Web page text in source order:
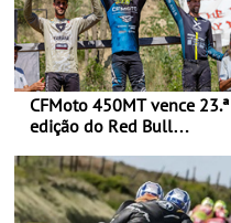
CFMoto 450MT vence 23.ª
edição do Red Bull
Categorias Adventure -
Vitória na Ultimate, Core e
Lite